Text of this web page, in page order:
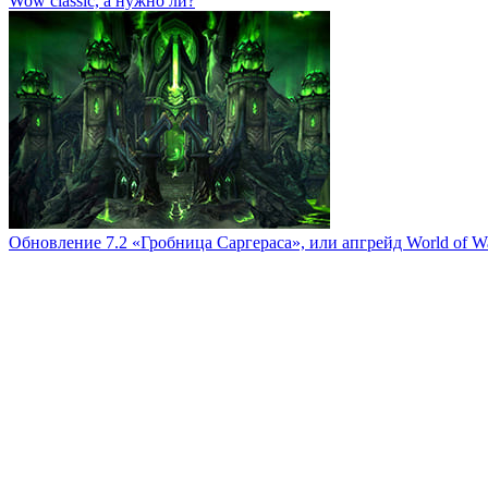
Обновление 7.2 «Гробница Саргераса», или апгрейд World of